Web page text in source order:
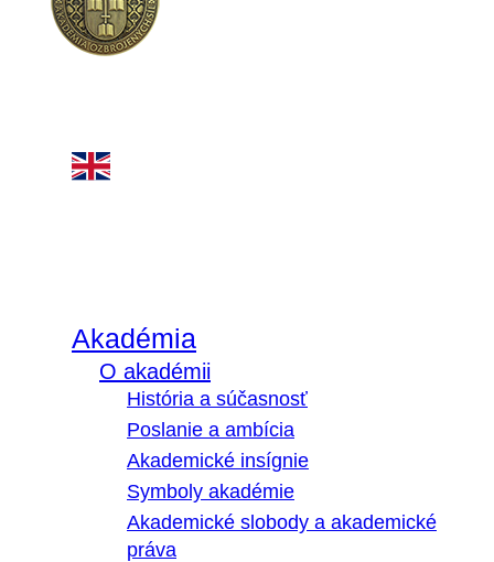
Akadémia
O akadémii
História a súčasnosť
Poslanie a ambícia
Akademické insígnie
Symboly akadémie
Akademické slobody a akademické
práva